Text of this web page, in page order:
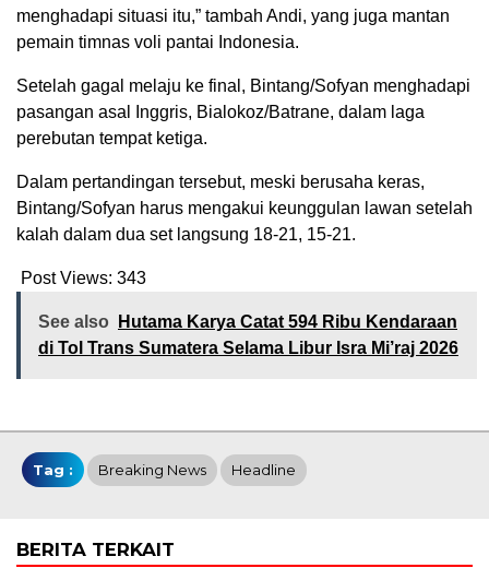
menghadapi situasi itu,” tambah Andi, yang juga mantan
pemain timnas voli pantai Indonesia.
Setelah gagal melaju ke final, Bintang/Sofyan menghadapi
pasangan asal Inggris, Bialokoz/Batrane, dalam laga
perebutan tempat ketiga.
Dalam pertandingan tersebut, meski berusaha keras,
Bintang/Sofyan harus mengakui keunggulan lawan setelah
kalah dalam dua set langsung 18-21, 15-21.
Post Views: 343
See also
Hutama Karya Catat 594 Ribu Kendaraan
di Tol Trans Sumatera Selama Libur Isra Mi’raj 2026
Tag : Breaking News Headline
BERITA TERKAIT